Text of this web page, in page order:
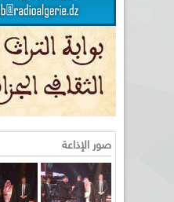
صور الإذاعة